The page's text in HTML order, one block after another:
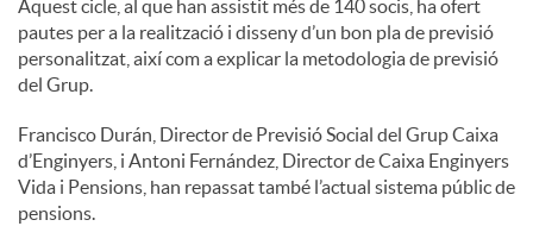
n
g
u
Aquest cicle, al que han assistit més de 140 socis, ha ofert
pautes per a la realització i disseny d’un bon pla de previsió
personalitzat, així com a explicar la metodologia de previsió
del Grup.
Francisco Durán, Director de Previsió Social del Grup Caixa
d’Enginyers, i Antoni Fernández, Director de Caixa Enginyers
Vida i Pensions, han repassat també l’actual sistema públic de
pensions.